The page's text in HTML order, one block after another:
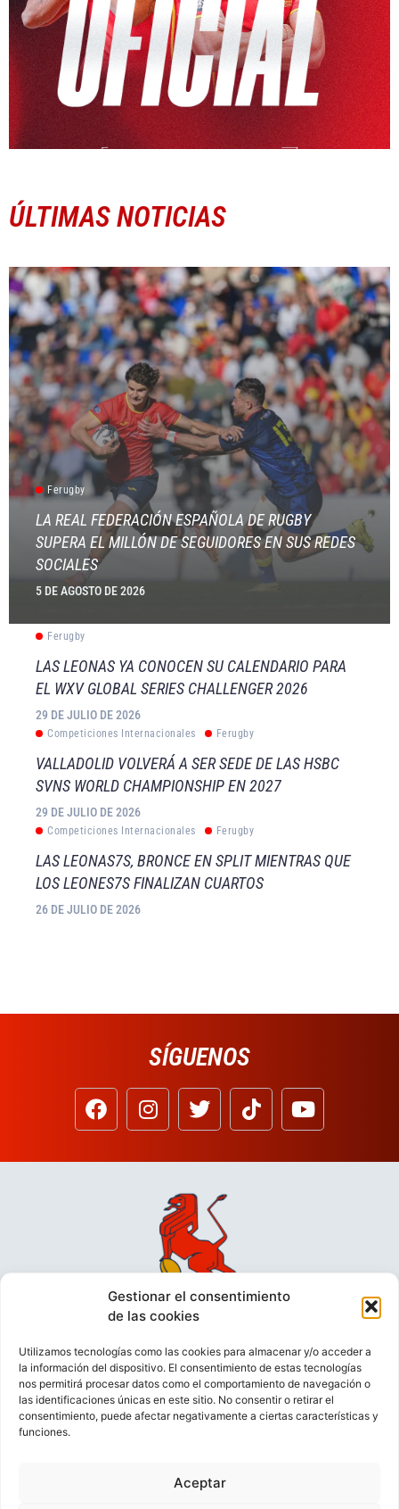
Gestionar el consentimiento
de las cookies
Utilizamos tecnologías como las cookies para almacenar y/o acceder a
la información del dispositivo. El consentimiento de estas tecnologías
nos permitirá procesar datos como el comportamiento de navegación o
las identificaciones únicas en este sitio. No consentir o retirar el
consentimiento, puede afectar negativamente a ciertas características y
funciones.
Aceptar
ÚLTIMAS NOTICIAS
Ferugby
LA REAL FEDERACIÓN ESPAÑOLA DE RUGBY
SUPERA EL MILLÓN DE SEGUIDORES EN SUS REDES
SOCIALES
5 DE AGOSTO DE 2026
Ferugby
LAS LEONAS YA CONOCEN SU CALENDARIO PARA
EL WXV GLOBAL SERIES CHALLENGER 2026
29 DE JULIO DE 2026
Competiciones Internacionales Ferugby
VALLADOLID VOLVERÁ A SER SEDE DE LAS HSBC
SVNS WORLD CHAMPIONSHIP EN 2027
29 DE JULIO DE 2026
Competiciones Internacionales Ferugby
LAS LEONAS7S, BRONCE EN SPLIT MIENTRAS QUE
LOS LEONES7S FINALIZAN CUARTOS
26 DE JULIO DE 2026
SÍGUENOS
VIDEOCONFERENCIAS
POLÍTICA DE PRIVACIDAD